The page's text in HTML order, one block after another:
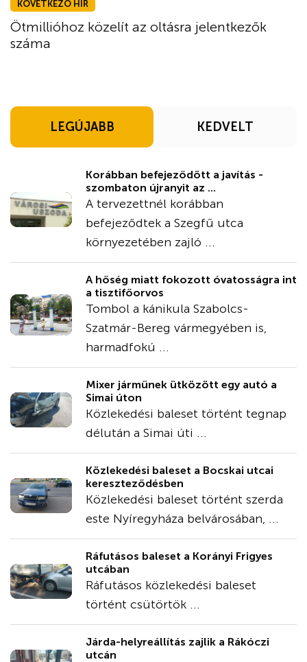
KÖVETKEZŐ HÍR
Ötmillióhoz közelít az oltásra jelentkezők
száma
LEGÚJABB KEDVELT
Korábban befejeződött a javítás -
szombaton újranyit az ...
A tervezettnél korábban
befejeződtek a Szegfű utca
környezetében zajló ...
A hőség miatt fokozott óvatosságra int
a tisztifőorvos
Tombol a kánikula Szabolcs-
Szatmár-Bereg vármegyében is,
harmadfokú ...
Mixer járműnek ütközött egy autó a
Simai úton
Közlekedési baleset történt tegnap
délután a Simai úti ...
Közlekedési baleset a Bocskai utcai
kereszteződésben
Közlekedési baleset történt szerda
este Nyíregyháza belvárosában, ...
Ráfutásos baleset a Korányi Frigyes
utcában
Ráfutásos közlekedési baleset
történt csütörtök ...
Járda-helyreállítás zajlik a Rákóczi
utcán